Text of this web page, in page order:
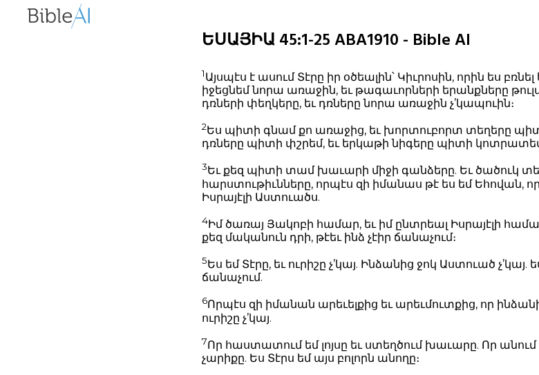
ԵՍԱՅԻԱ 45:1-25 ABA1910 - Bible AI
1Այսպէս է ասում Տէրը իր օծեալին՝ Կիւրոսին, որին ես
իջեցնեմ նորա առաջին, եւ թագաւորների երանքները
դռների փեղկերը, եւ դռները նորա առաջին չ’կապուին։
2Ես պիտի գնամ քո առաջից, եւ խորտուբորտ տեղերը
դռները պիտի փշրեմ, եւ երկաթի նիգերը պիտի
3Եւ քեզ պիտի տամ խաւարի միջի գանձերը. Եւ ծածուկ
հարստութիւնները, որպէս զի իմանաս թէ ես եմ Եհովան,
Իսրայէլի Աստուածս.
4Իմ ծառայ Յակոբի համար, եւ իմ ընտրեալ Իսրայէլի
քեզ մականուն դրի, թէեւ ինձ չէիր ճանաչում։
5Ես եմ Տէրը, եւ ուրիշը չ’կայ. Ինձանից ջոկ Աստուած չ’կայ.
ճանաչում.
6Որպէս զի իմանան արեւելքից եւ արեւմուտքից, որ
ուրիշը չ’կայ.
7Որ հաստատում եմ լոյսը եւ ստեղծում խաւարը. Որ
չարիքը. Ես Տէրս եմ այս բոլորն անողը։